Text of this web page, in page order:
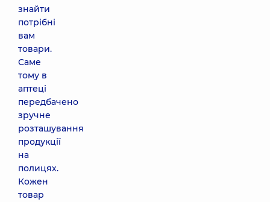
знайти
потрібні
вам
товари.
Саме
тому в
аптеці
передбачено
зручне
розташування
продукції
на
полицях.
Кожен
товар